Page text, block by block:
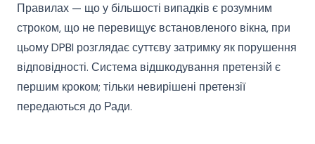
Правилах — що у більшості випадків є розумним
строком, що не перевищує встановленого вікна, при
цьому DPBI розглядає суттєву затримку як порушення
відповідності. Система відшкодування претензій є
першим кроком; тільки невирішені претензії
передаються до Ради.